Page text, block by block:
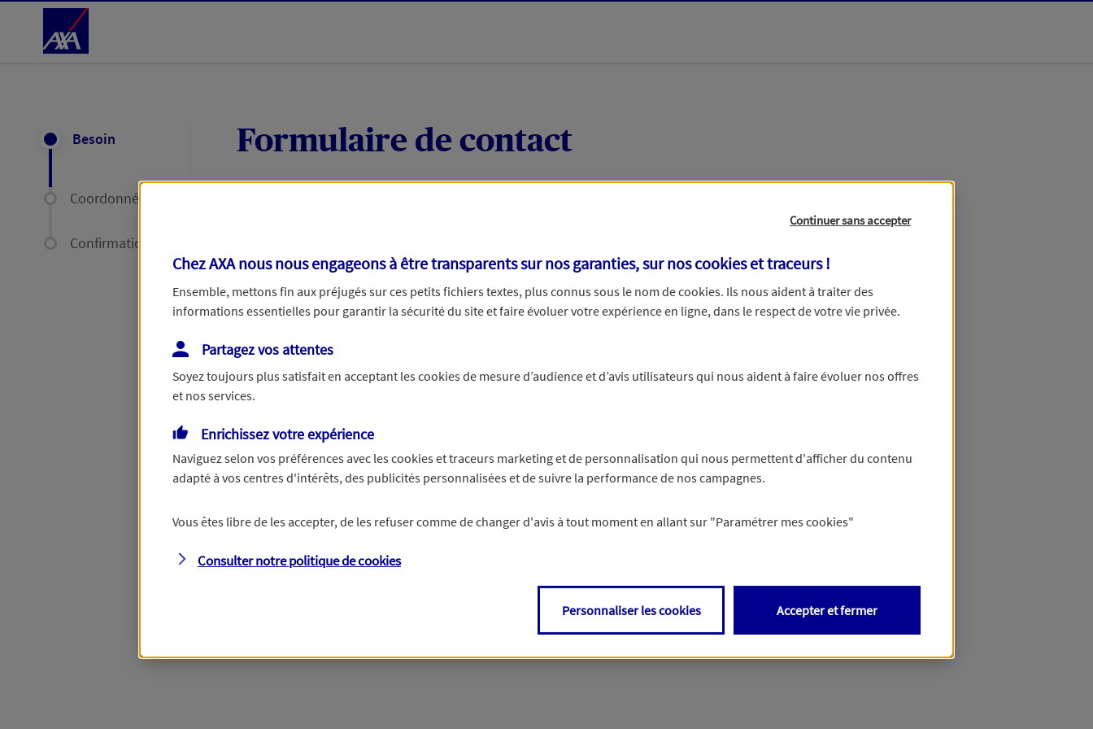
Accéder au Contenu
Besoin
Coordonnées
Confirmation
Formulaire de contact
Votre message :
Vous disposez de droits sur les informations vous concernant. Pour plus d’informations,
Continuer sans accepter
Chez AXA nous nous engageons à être transparents sur nos garanties, sur noscookies et traceurs!
Ensemble, mettons fin aux préjugés sur ces petits fichiers textes, plus connus sous le nom decookies. Ils nous aident à traiter des
informations essentielles pour garantir la sécurité du site et faire évoluer votre expérience en ligne, dans le respect de votre vie privée.
Partagez vos attentes
Soyez toujours plus satisfait en acceptant lescookiesde mesure d’audience et d’avis utilisateurs qui nous aident à faire évoluer nos offres
et nos services.
Enrichissez votre expérience
Naviguez selon vos préférences avec lescookies et traceurs marketing et de personnalisation qui nous permettent d'afficher du contenu
adapté à vos centres d'intérêts, des publicités personnalisées et de suivre la performance de nos campagnes.
Vous êtes libre de les accepter, de les refuser comme de changer d'avis à tout moment en allant sur "Paramétrer mescookies"
Consulter notre politique decookies
Personnaliser les cookies Accepter et fermer